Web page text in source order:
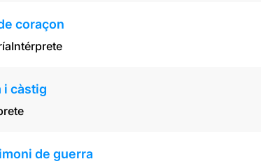
coraçon
Intérprete
i càstig
de guerra